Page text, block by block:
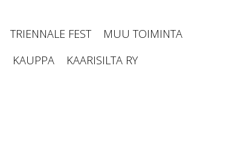
TRIENNALE FEST
MUU TOIMINTA
KAUPPA
KAARISILTA RY